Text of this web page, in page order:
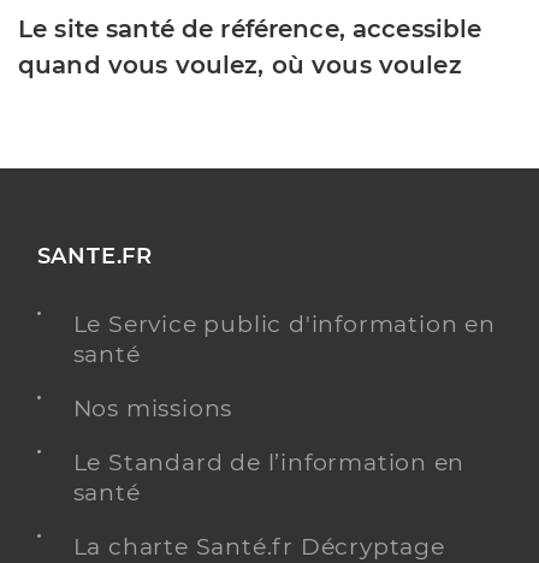
Le site santé de référence, accessible
quand vous voulez, où vous voulez
SANTE.FR
Le Service public d'information en
santé
Nos missions
Le Standard de l’information en
santé
La charte Santé.fr Décryptage